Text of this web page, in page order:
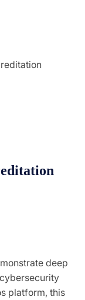
deep
platform, this